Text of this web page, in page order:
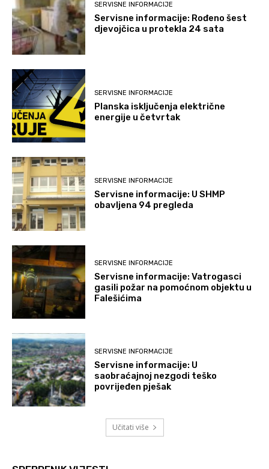
SERVISNE INFORMACIJE
Servisne informacije: Rođeno šest
djevojčica u protekla 24 sata
SERVISNE INFORMACIJE
Planska isključenja električne
energije u četvrtak
SERVISNE INFORMACIJE
Servisne informacije: U SHMP
obavljena 94 pregleda
SERVISNE INFORMACIJE
Servisne informacije: Vatrogasci
gasili požar na pomoćnom objektu u
Falešićima
SERVISNE INFORMACIJE
Servisne informacije: U
saobraćajnoj nezgodi teško
povrijeđen pješak
Učitati više